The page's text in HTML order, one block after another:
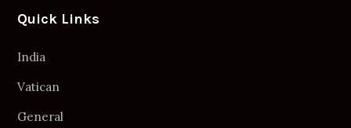
Quick Links
India
Vatican
General